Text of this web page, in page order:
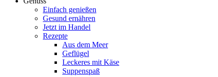
Einfach genießen
Gesund ernähren
Jetzt im Handel
Rezepte
Aus dem Meer
Geflügel
Leckeres mit Käse
Suppenspaß